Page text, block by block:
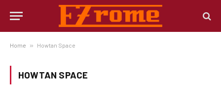
Home » Howtan Space
HOWTAN SPACE